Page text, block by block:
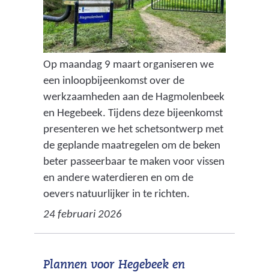
Op maandag 9 maart organiseren we
een inloopbijeenkomst over de
werkzaamheden aan de Hagmolenbeek
en Hegebeek. Tijdens deze bijeenkomst
presenteren we het schetsontwerp met
de geplande maatregelen om de beken
beter passeerbaar te maken voor vissen
en andere waterdieren en om de
oevers natuurlijker in te richten.
24 februari 2026
Plannen voor Hegebeek en